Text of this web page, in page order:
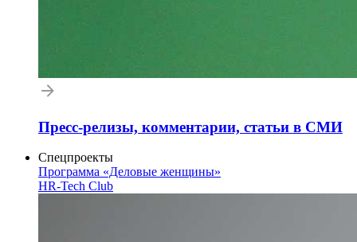
Пресс-релизы, комментарии, статьи в СМИ
Спецпроекты
Программа «Деловые женщины»
HR-Tech Club